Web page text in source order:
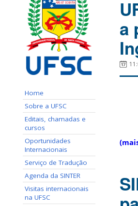
Home
Sobre a UFSC
Editais, chamadas e
cursos
Oportunidades
Internacionais
Serviço de Tradução
Agenda da SINTER
Visitas internacionais
na UFSC
a